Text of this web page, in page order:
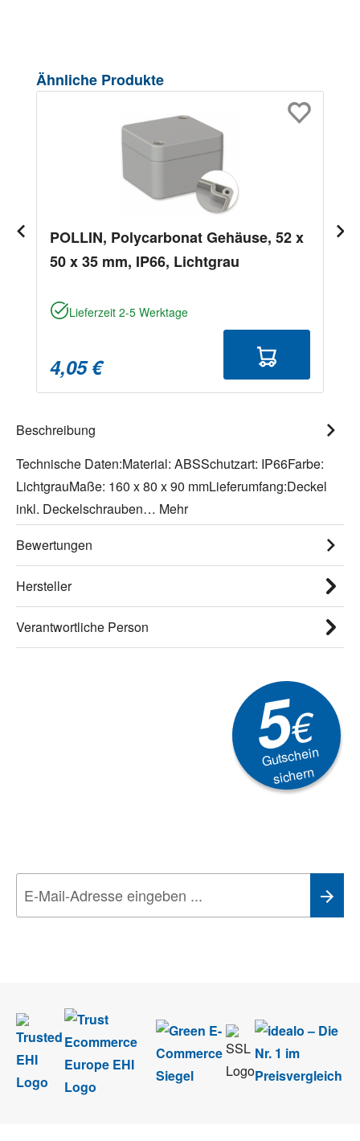
Produktgalerie überspringen
Ähnliche Produkte
POLLIN, Polycarbonat Gehäuse, 52 x
50 x 35 mm, IP66, Lichtgrau
Lieferzeit 2-5 Werktage
4,05 €
Beschreibung
Technische Daten:Material: ABSSchutzart: IP66Farbe:
LichtgrauMaße: 160 x 80 x 90 mmLieferumfang:Deckel
inkl. Deckelschrauben… Mehr
Bewertungen
Hersteller
Verantwortliche Person
5€
Gutschein
sichern